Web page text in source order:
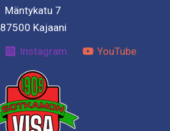
Mäntykatu 7
87500 Kajaani
Instagram YouTube